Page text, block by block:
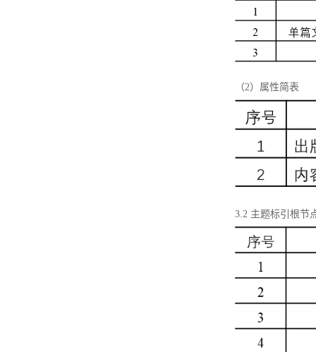
（2）属性简表
3.2 主题标引根节